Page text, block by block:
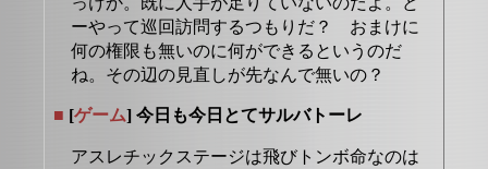
ーやって巡回訪問するつもりだ？ おまけに
何の権限も無いのに何ができるというのだ
ね。その辺の見直しが先なんで無いの？
■ [ゲーム] 今日も今日とてサルバトーレ
アスレチックステージは飛びトンボ命なのは